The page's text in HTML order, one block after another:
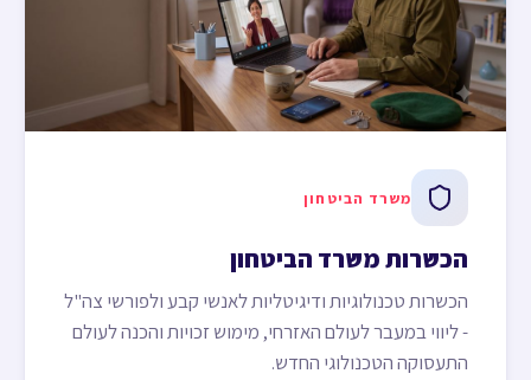
משרד הביטחון
הכשרות משרד הביטחון
הכשרות טכנולוגיות ודיגיטליות לאנשי קבע ולפורשי צה"ל
- ליווי במעבר לעולם האזרחי, מימוש זכויות והכנה לעולם
התעסוקה הטכנולוגי החדש.